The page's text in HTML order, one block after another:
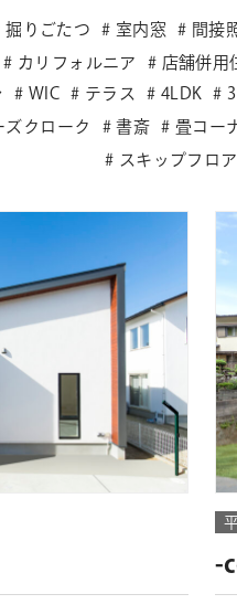
掘りごたつ 室内窓 間接
カリフォルニア 店舗併用
WIC テラス 4LDK
ズクローク 書斎 畳コー
スキップフロア
-